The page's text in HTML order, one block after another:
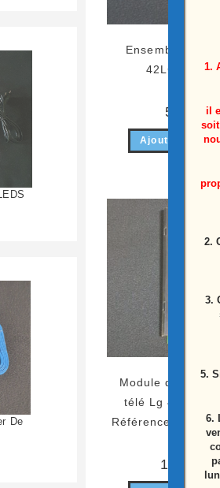
Ensemble vis
42LG5500-
5,00 €
Ajouter au
Module de
télé Lg
Référence:
15,00
De
1.
il
2.
3.
5.
6.